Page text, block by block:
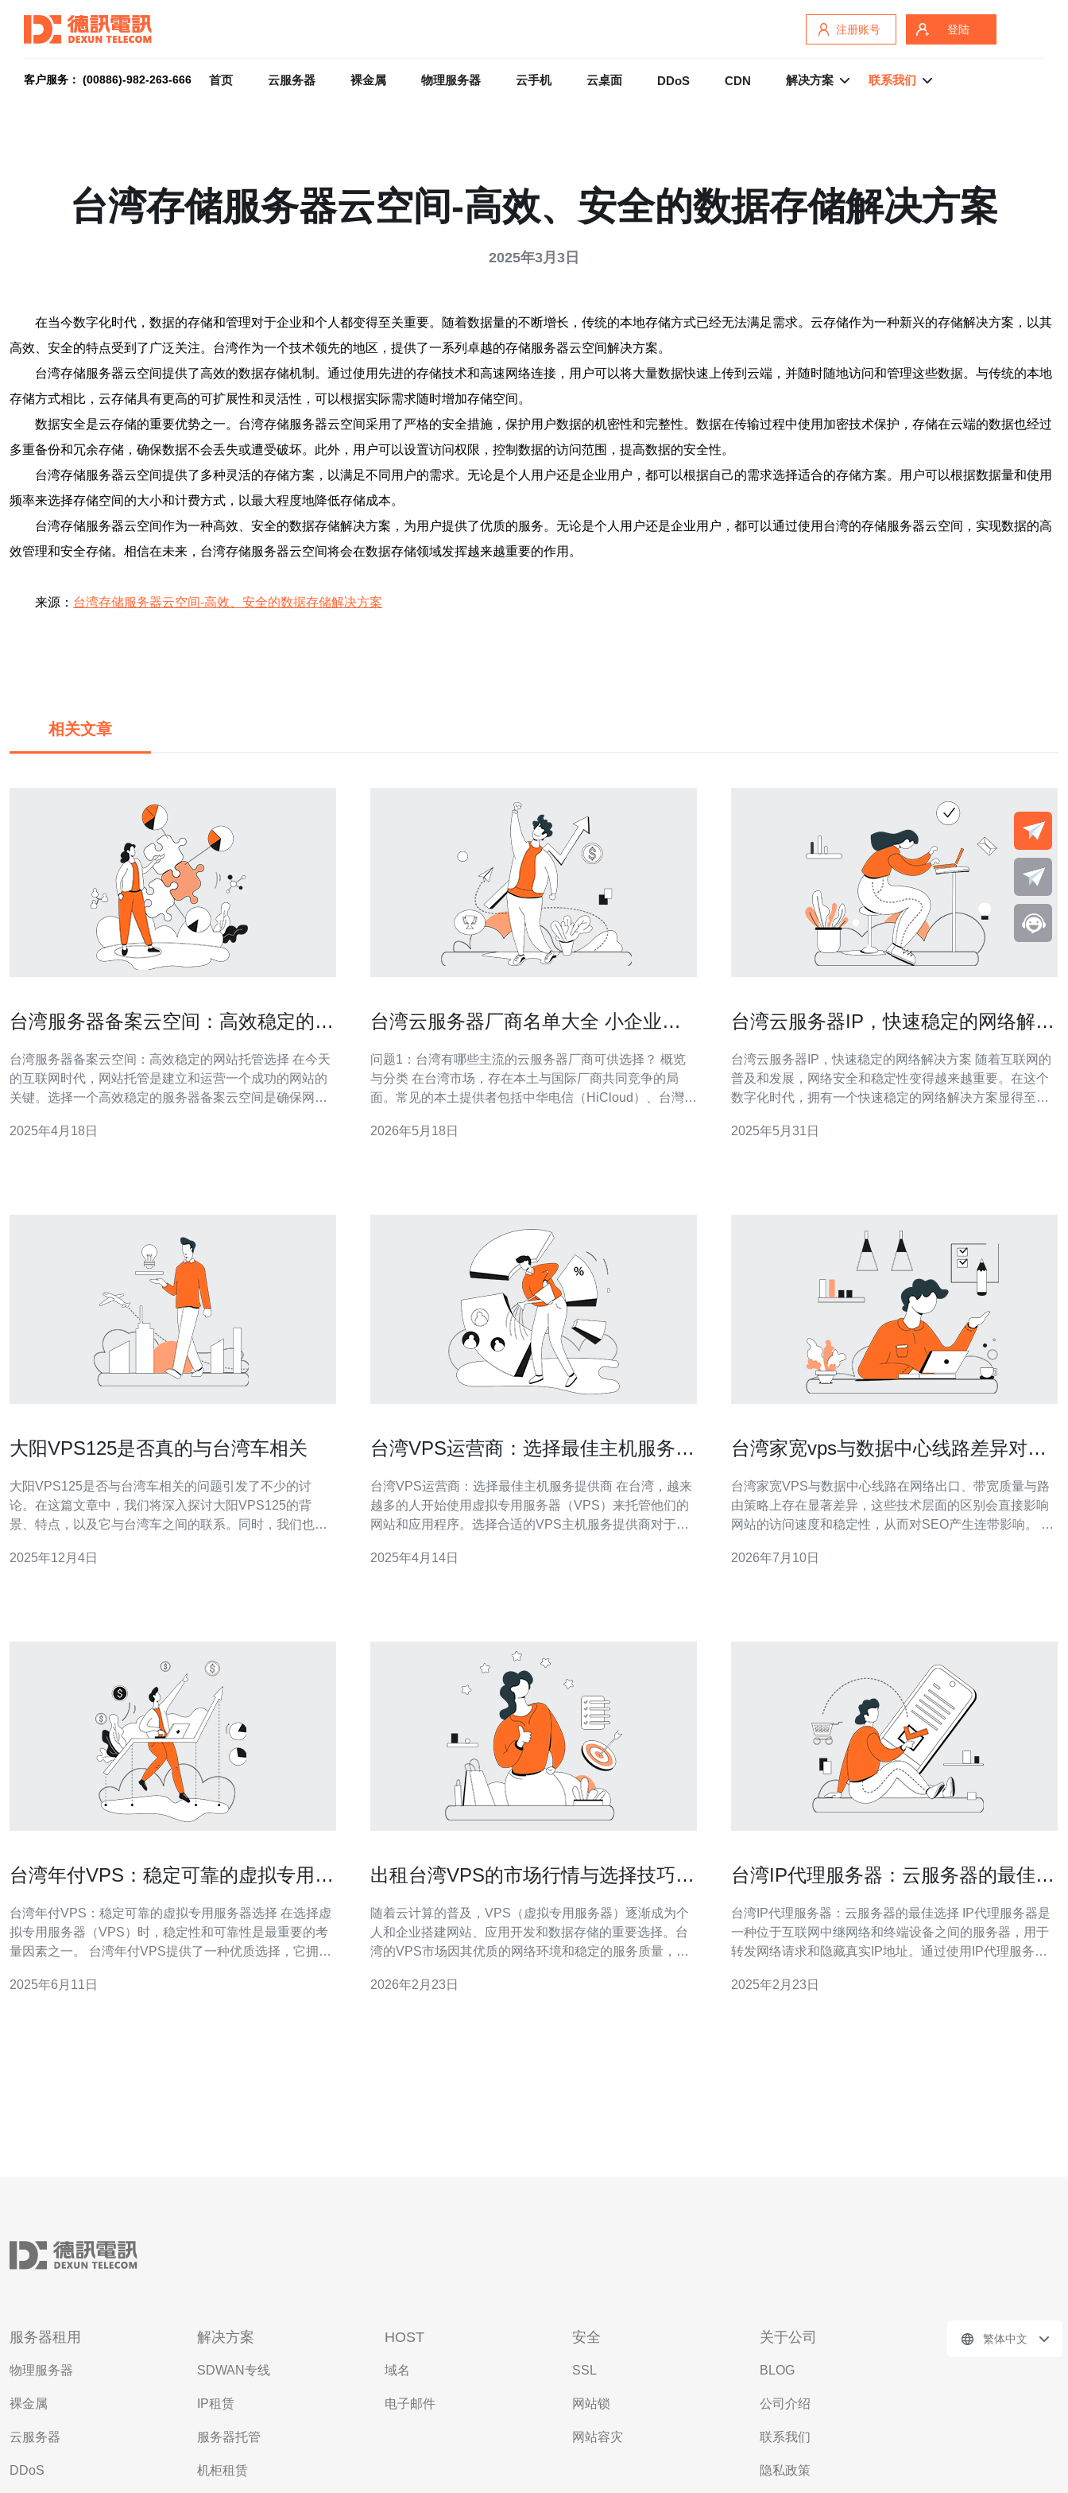
注册账号 登陆
客户服务： (00886)-982-263-666 首页 云服务器 裸金属 物理服务器 云手机 云桌面 DDoS CDN 解决方案 联系我们
台湾存储服务器云空间-高效、安全的数据存储解决方案
2025年3月3日
在当今数字化时代，数据的存储和管理对于企业和个人都变得至关重要。随着数据量的不断增长，传统的本地存储方式已经无法满足需求。云存储作为一种新兴的存储解决方案，以其
高效、安全的特点受到了广泛关注。台湾作为一个技术领先的地区，提供了一系列卓越的存储服务器云空间解决方案。
台湾存储服务器云空间提供了高效的数据存储机制。通过使用先进的存储技术和高速网络连接，用户可以将大量数据快速上传到云端，并随时随地访问和管理这些数据。与传统的本地
存储方式相比，云存储具有更高的可扩展性和灵活性，可以根据实际需求随时增加存储空间。
数据安全是云存储的重要优势之一。台湾存储服务器云空间采用了严格的安全措施，保护用户数据的机密性和完整性。数据在传输过程中使用加密技术保护，存储在云端的数据也经过
多重备份和冗余存储，确保数据不会丢失或遭受破坏。此外，用户可以设置访问权限，控制数据的访问范围，提高数据的安全性。
台湾存储服务器云空间提供了多种灵活的存储方案，以满足不同用户的需求。无论是个人用户还是企业用户，都可以根据自己的需求选择适合的存储方案。用户可以根据数据量和使用
频率来选择存储空间的大小和计费方式，以最大程度地降低存储成本。
台湾存储服务器云空间作为一种高效、安全的数据存储解决方案，为用户提供了优质的服务。无论是个人用户还是企业用户，都可以通过使用台湾的存储服务器云空间，实现数据的高
效管理和安全存储。相信在未来，台湾存储服务器云空间将会在数据存储领域发挥越来越重要的作用。
来源： 台湾存储服务器云空间-高效、安全的数据存储解决方案
相关文章
台湾服务器备案云空间：高效稳定的网
台湾服务器备案云空间：高效稳定的网站托管选择 在今天
的互联网时代，网站托管是建立和运营一个成功的网站的
关键。选择一个高效稳定的服务器备案云空间是确保网站
云空间的优势，并为您提供一些选择的建议。 1. 稳定性：
2025年4月18日
台湾云服务器厂商名单大全 小企业到
问题1：台湾有哪些主流的云服务器厂商可供选择？ 概览
与分类 在台湾市场，存在本土与国际厂商共同竞争的局
面。常见的本土提供者包括中华电信（HiCloud）、台灣大
一些本地化的IDC业者。国际厂商在台湾通常通过合资或
2026年5月18日
台湾云服务器IP，快速稳定的网络解决
台湾云服务器IP，快速稳定的网络解决方案 随着互联网的
普及和发展，网络安全和稳定性变得越来越重要。在这个
数字化时代，拥有一个快速稳定的网络解决方案显得至关
户提供高效的网络体验。 台湾云服务器IP拥有许多优势，
2025年5月31日
大阳VPS125是否真的与台湾车相关
大阳VPS125是否与台湾车相关的问题引发了不少的讨
论。在这篇文章中，我们将深入探讨大阳VPS125的背
景、特点，以及它与台湾车之间的联系。同时，我们也推
更好地理解和选择合适的网络服务。 大阳VPS125的背景
2025年12月4日
台湾VPS运营商：选择最佳主机服务提
台湾VPS运营商：选择最佳主机服务提供商 在台湾，越来
越多的人开始使用虚拟专用服务器（VPS）来托管他们的
网站和应用程序。选择合适的VPS主机服务提供商对于确
VPS运营商，并帮助您选择最佳的主机服务提供商。 选择
2025年4月14日
台湾家宽vps与数据中心线路差异对
台湾家宽VPS与数据中心线路在网络出口、带宽质量与路
由策略上存在显著差异，这些技术层面的区别会直接影响
网站的访问速度和稳定性，从而对SEO产生连带影响。 家
营商汇聚，带宽抖动、丢包率和峰值拥塞情况相对较高，
2026年7月10日
台湾年付VPS：稳定可靠的虚拟专用服
台湾年付VPS：稳定可靠的虚拟专用服务器选择 在选择虚
拟专用服务器（VPS）时，稳定性和可靠性是最重要的考
量因素之一。 台湾年付VPS提供了一种优质选择，它拥有
的需求。 台湾年付VPS的服务器架设在稳定可靠的数据中
2025年6月11日
出租台湾VPS的市场行情与选择技巧解
随着云计算的普及，VPS（虚拟专用服务器）逐渐成为个
人和企业搭建网站、应用开发和数据存储的重要选择。台
湾的VPS市场因其优质的网络环境和稳定的服务质量，吸
情和选择技巧，帮助你更好地了解和选择合适的VPS服
2026年2月23日
台湾IP代理服务器：云服务器的最佳选
台湾IP代理服务器：云服务器的最佳选择 IP代理服务器是
一种位于互联网中继网络和终端设备之间的服务器，用于
转发网络请求和隐藏真实IP地址。通过使用IP代理服务
络安全性。 台湾IP代理服务器在云服务器领域中具有独特
2025年2月23日
服务器租用
物理服务器
裸金属
云服务器
DDoS
解决方案
SDWAN专线
IP租赁
服务器托管
机柜租赁
HOST
域名
电子邮件
安全
SSL
网站锁
网站容灾
关于公司
BLOG
公司介绍
联系我们
隐私政策
繁体中文